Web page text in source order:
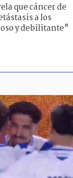
que cáncer de
a los
y debilitante"